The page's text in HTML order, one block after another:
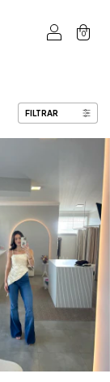
0
FILTRAR